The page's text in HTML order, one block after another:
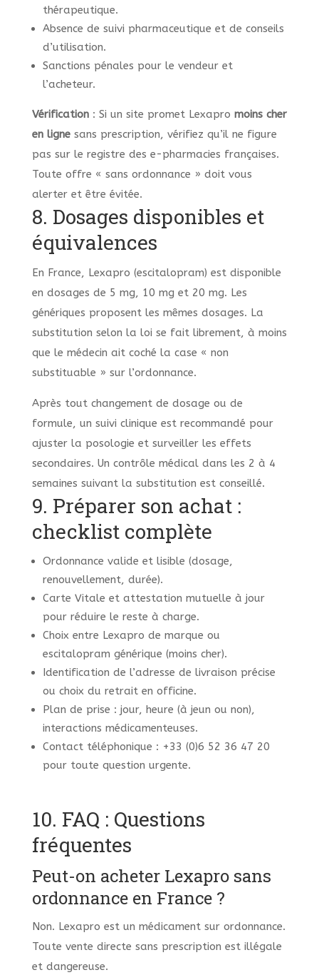
thérapeutique.
Absence de suivi pharmaceutique et de conseils
d’utilisation.
Sanctions pénales pour le vendeur et
l’acheteur.
Vérification: Si un site promet Lexapro moins cher
en lignesans prescription, vérifiez qu’il ne figure
pas sur le registre des e-pharmacies françaises.
Toute offre « sans ordonnance » doit vous
alerter et être évitée.
8. Dosages disponibles et
équivalences
En France, Lexapro (escitalopram) est disponible
en dosages de 5 mg, 10 mg et 20 mg. Les
génériques proposent les mêmes dosages. La
substitution selon la loi se fait librement, à moins
que le médecin ait coché la case « non
substituable » sur l’ordonnance.
Après tout changement de dosage ou de
formule, un suivi clinique est recommandé pour
ajuster la posologie et surveiller les effets
secondaires. Un contrôle médical dans les 2 à 4
semaines suivant la substitution est conseillé.
9. Préparer son achat :
checklist complète
Ordonnance valide et lisible (dosage,
renouvellement, durée).
Carte Vitale et attestation mutuelle à jour
pour réduire le reste à charge.
Choix entre Lexapro de marque ou
escitalopram générique (moins cher).
Identification de l’adresse de livraison précise
ou choix du retrait en officine.
Plan de prise : jour, heure (à jeun ou non),
interactions médicamenteuses.
Contact téléphonique : +33 (0)6 52 36 47 20
pour toute question urgente.
10. FAQ : Questions
fréquentes
Peut-on acheter Lexapro sans
ordonnance en France ?
Non. Lexapro est un médicament sur ordonnance.
Toute vente directe sans prescription est illégale
et dangereuse.